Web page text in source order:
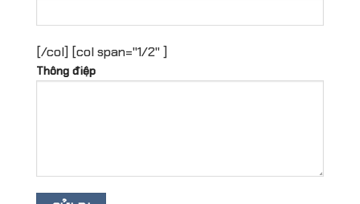
[/col] [col span="1/2" ]
Thông điệp